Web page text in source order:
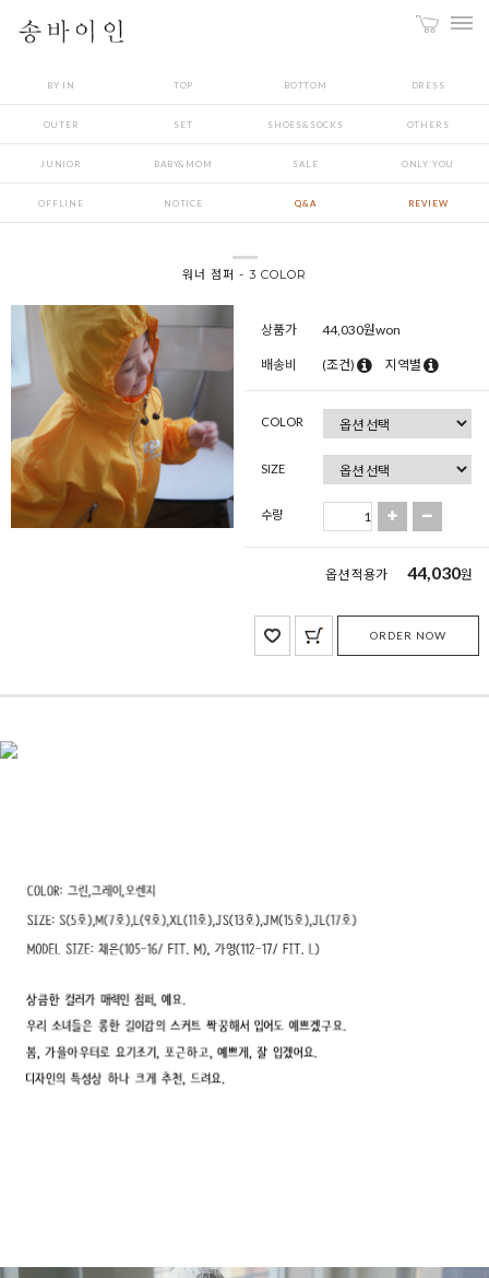
BY IN TOP BOTTOM DRESS
OUTER SET SHOES&SOCKS OTHERS
JUNIOR BABY&MOM SALE ONLY YOU
OFFLINE NOTICE Q&A REVIEW
워너 점퍼 - 3 COLOR
상품가 44,030원won
배송비 (조건) 지역별
COLOR
SIZE
수량
옵션 적용가 44,030원
ORDER NOW